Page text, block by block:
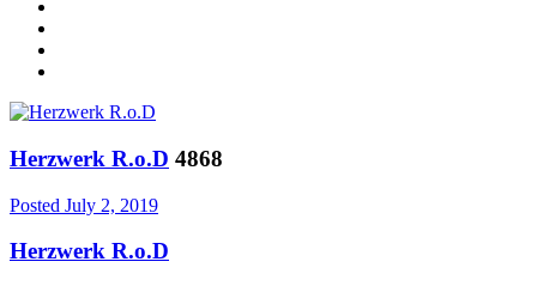
Herzwerk R.o.D 4868
Posted July 2, 2019
Herzwerk R.o.D